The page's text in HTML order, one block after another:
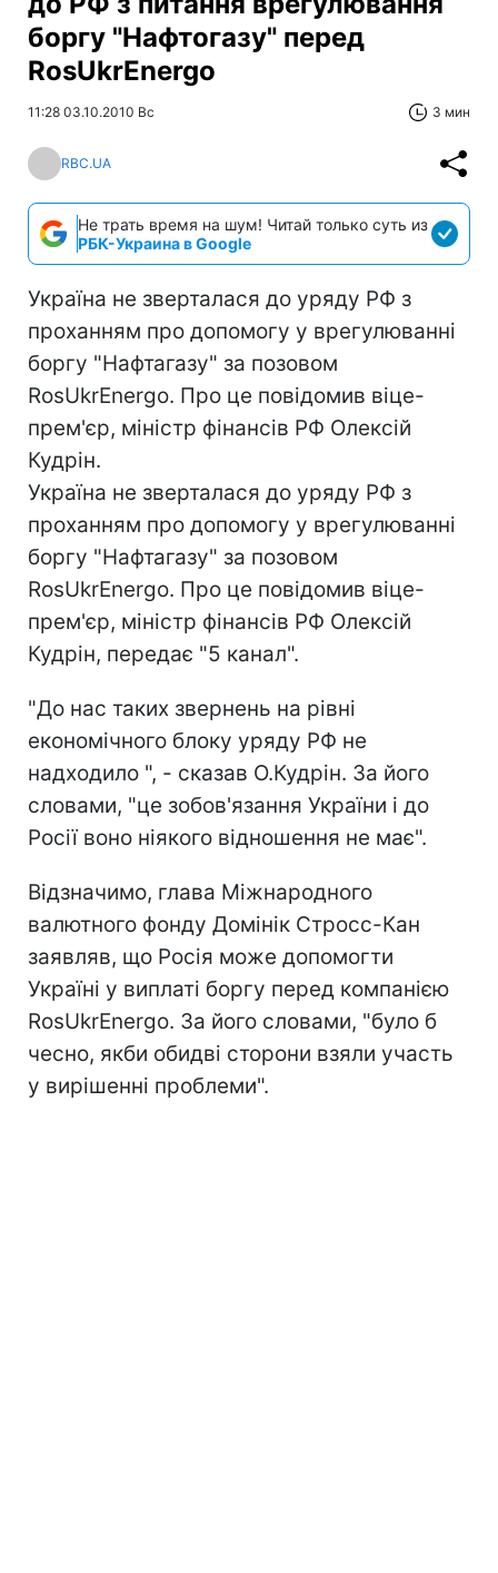
боргу "Нафтогазу" перед
RosUkrEnergo
11:28 03.10.2010 Вс 3 мин
RBC.UA
Не трать время на шум! Читай только суть из
РБК-Украина в Google
Україна не зверталася до уряду РФ з
проханням про допомогу у врегулюванні
боргу "Нафтагазу" за позовом
RosUkrEnergo. Про це повідомив віце-
прем'єр, міністр фінансів РФ Олексій
Кудрін.
Україна не зверталася до уряду РФ з
проханням про допомогу у врегулюванні
боргу "Нафтагазу" за позовом
RosUkrEnergo. Про це повідомив віце-
прем'єр, міністр фінансів РФ Олексій
Кудрін, передає "5 канал".
"До нас таких звернень на рівні
економічного блоку уряду РФ не
надходило ", - сказав О.Кудрін. За його
словами, "це зобов'язання України і до
Росії воно ніякого відношення не має".
Відзначимо, глава Міжнародного
валютного фонду Домінік Стросс-Кан
заявляв, що Росія може допомогти
Україні у виплаті боргу перед компанією
RosUkrEnergo. За його словами, "було б
чесно, якби обидві сторони взяли участь
у вирішенні проблеми".